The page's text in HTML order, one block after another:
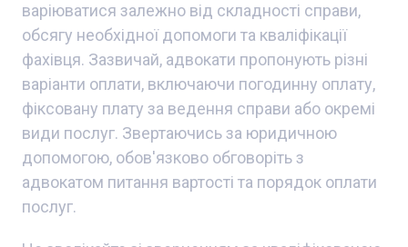
варіюватися залежно від складності справи,
обсягу необхідної допомоги та кваліфікації
фахівця. Зазвичай, адвокати пропонують різні
варіанти оплати, включаючи погодинну оплату,
фіксовану плату за ведення справи або окремі
види послуг. Звертаючись за юридичною
допомогою, обов'язково обговоріть з
адвокатом питання вартості та порядок оплати
послуг.